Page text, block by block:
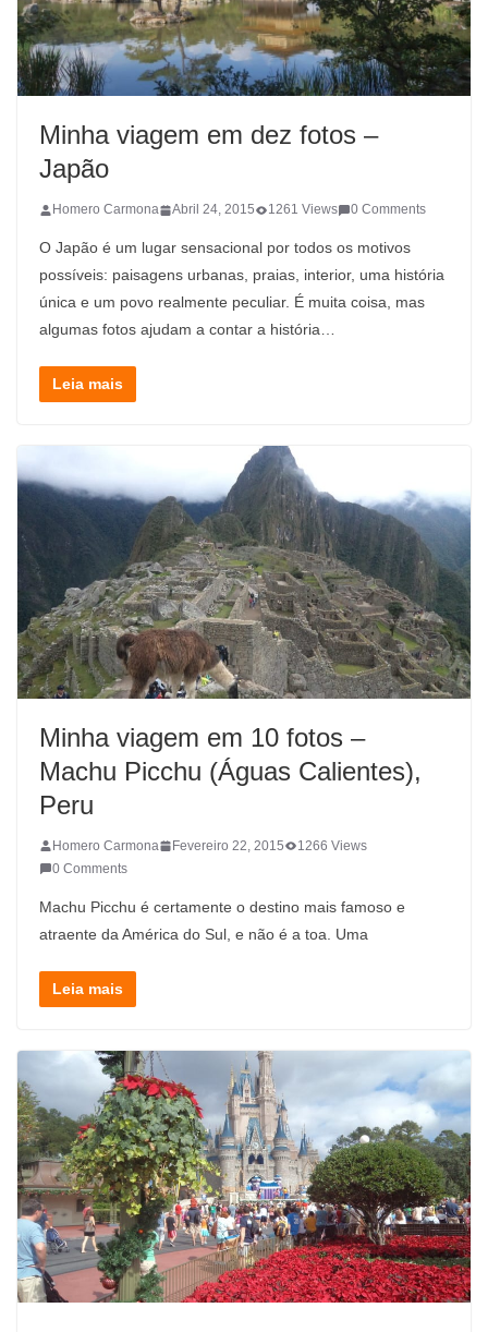
Minha viagem em dez fotos –
Japão
Homero Carmona Abril 24, 2015 1261 Views 0 Comments
O Japão é um lugar sensacional por todos os motivos
possíveis: paisagens urbanas, praias, interior, uma história
única e um povo realmente peculiar. É muita coisa, mas
algumas fotos ajudam a contar a história…
Leia mais
Minha viagem em 10 fotos –
Machu Picchu (Águas Calientes),
Peru
Homero Carmona Fevereiro 22, 2015
1266 Views
0 Comments
Machu Picchu é certamente o destino mais famoso e
atraente da América do Sul, e não é a toa. Uma
Leia mais